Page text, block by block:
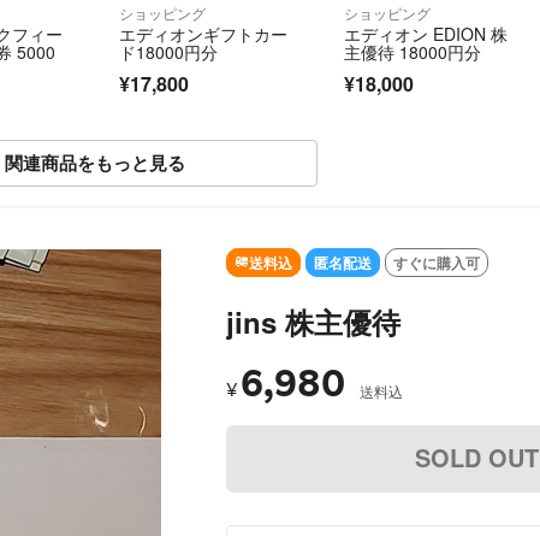
フィー
5000
ショッピング
エディオンギフトカー
ド18000円分
¥17,800
ショッピング
エディオン EDION 株
主優待 18000円分
¥18,000
関連商品をもっと見る
送料込 匿名配送 すぐに購入可
jins 株主優待
¥ 6,980 送料込
SOLD OUT